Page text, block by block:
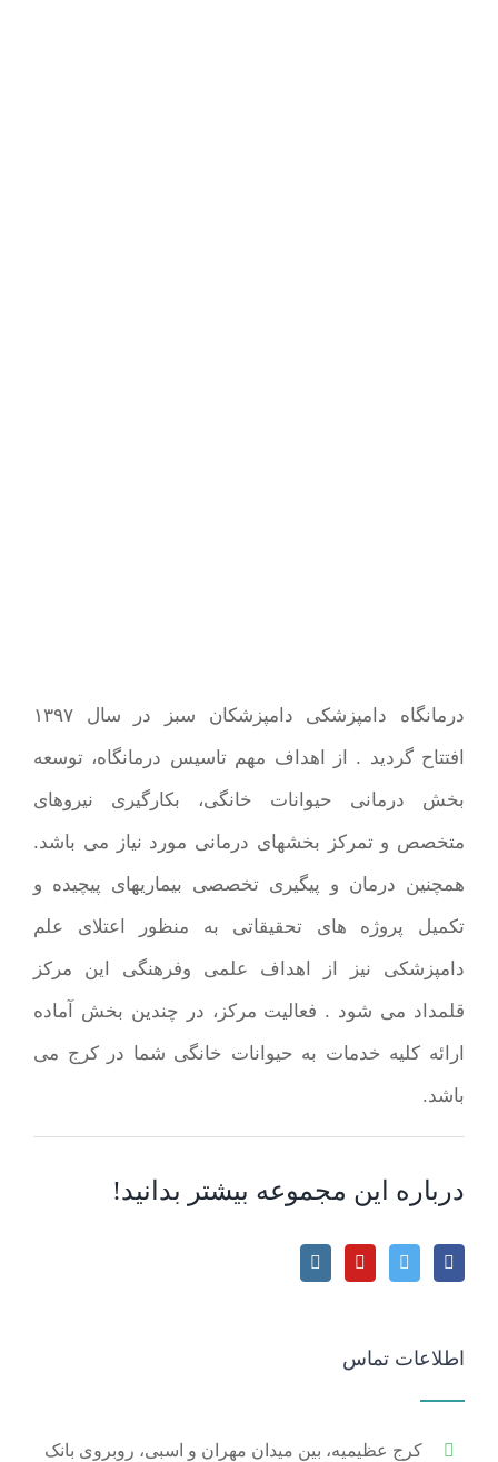
درمانگاه دامپزشکی دامپزشکان سبز در سال ۱۳۹۷
افتتاح گردید . از اهداف مهم تاسیس درمانگاه، توسعه
بخش درمانی حیوانات خانگی، بکارگیری نیروهای
متخصص و تمرکز بخشهای درمانی مورد نیاز می باشد.
همچنین درمان و پیگیری تخصصی بیماریهای پیچیده و
تکمیل پروژه های تحقیقاتی به منظور اعتلای علم
دامپزشکی نیز از اهداف علمی وفرهنگی این مرکز
قلمداد می شود . فعالیت مرکز، در چندین بخش آماده
ارائه کلیه خدمات به حیوانات خانگی شما در کرج می
باشد.
درباره این مجموعه بیشتر بدانید!
اطلاعات تماس
کرج عظیمیه، بین میدان مهران و اسبی، روبروی بانک